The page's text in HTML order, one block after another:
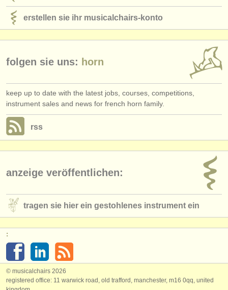
erstellen sie ihr musicalchairs-konto
folgen sie uns: horn
keep up to date with the latest jobs, courses, competitions,
instrument sales and news for french horn family.
rss
anzeige veröffentlichen:
tragen sie hier ein gestohlenes instrument ein
:
© musicalchairs 2026
registered office: 11 warwick road, old trafford, manchester, m16 0qq, united